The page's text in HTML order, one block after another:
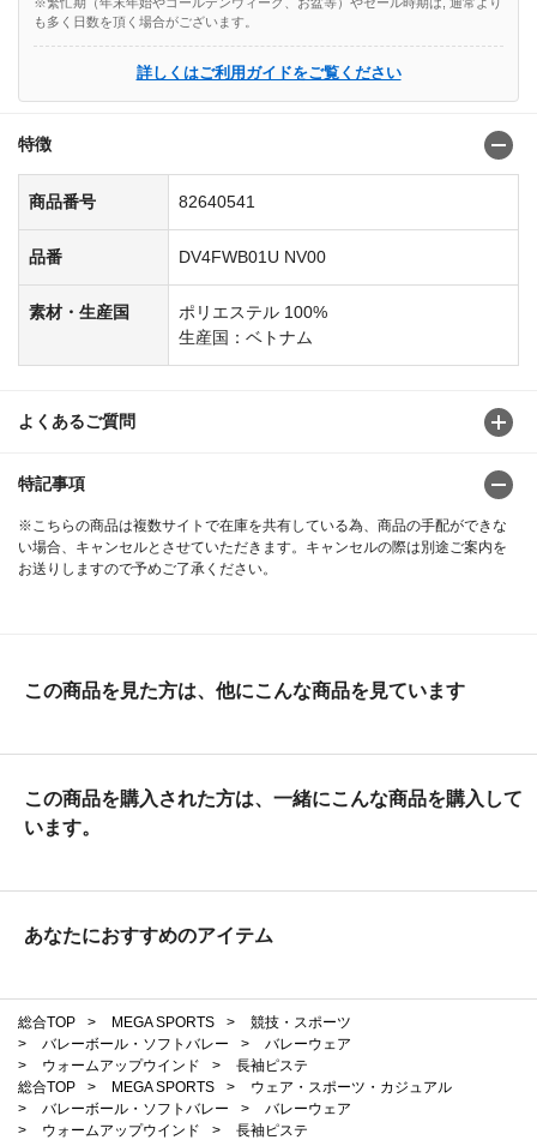
も多く日数を頂く場合がございます。
詳しくはご利用ガイドをご覧ください
特徴
商品番号 82640541
品番 DV4FWB01U NV00
素材・生産国
ポリエステル 100%
生産国：ベトナム
よくあるご質問
特記事項
※こちらの商品は複数サイトで在庫を共有している為、商品の手配ができな
い場合、キャンセルとさせていただきます。キャンセルの際は別途ご案内を
お送りしますので予めご了承ください。
この商品を見た方は、他にこんな商品を見ています
この商品を購入された方は、一緒にこんな商品を購入して
います。
あなたにおすすめのアイテム
総合TOP > MEGA SPORTS >
競技・スポーツ
>
バレーボール・ソフトバレー >
バレーウェア
>
ウォームアップウインド >
長袖ピステ
総合TOP
> MEGA SPORTS >
ウェア・スポーツ・カジュアル
>
バレーボール・ソフトバレー >
バレーウェア
>
ウォームアップウインド > 長袖ピステ